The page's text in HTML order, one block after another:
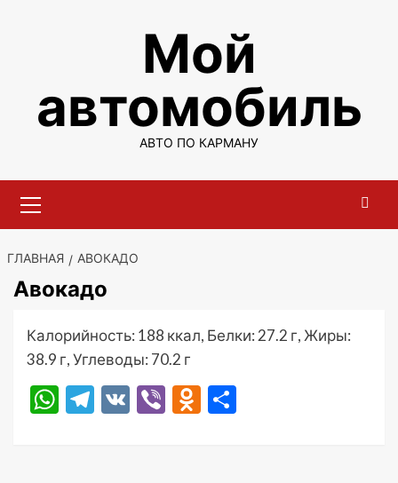
Мой
автомобиль
АВТО ПО КАРМАНУ
меню
ГЛАВНАЯ АВОКАДО
Авокадо
Калорийность: 188 ккал, Белки: 27.2 г, Жиры:
38.9 г, Углеводы: 70.2 г
WhatsApp
Telegram
VK ViberOdnoklassniki